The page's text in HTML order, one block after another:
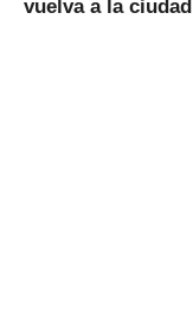
vuelva a la ciudad